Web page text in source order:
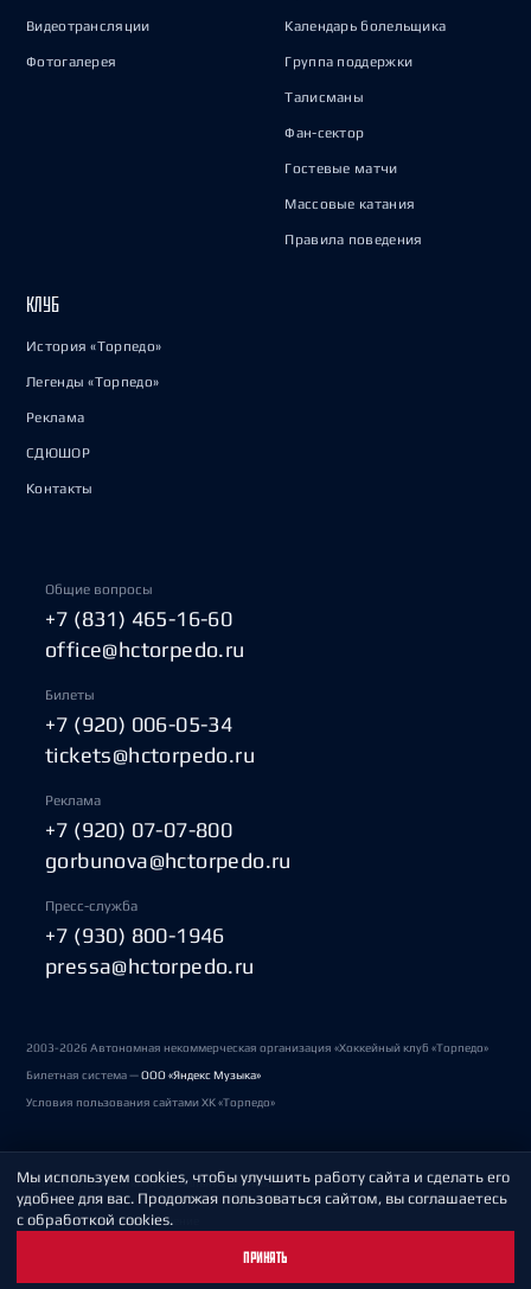
Видеотрансляции
Фотогалерея
Календарь болельщика
Группа поддержки
Талисманы
Фан-сектор
Гостевые матчи
Массовые катания
Правила поведения
КЛУБ
История «Торпедо»
Легенды «Торпедо»
Реклама
СДЮШОР
Контакты
Общие вопросы
+7 (831) 465-16-60
office@hctorpedo.ru
Билеты
+7 (920) 006-05-34
tickets@hctorpedo.ru
Реклама
+7 (920) 07-07-800
gorbunova@hctorpedo.ru
Пресс-служба
+7 (930) 800-1946
pressa@hctorpedo.ru
2003-2026 Автономная некоммерческая организация «Хоккейный клуб «Торпедо»
Билетная система —ООО «Яндекс Музыка»
Условия пользования сайтами ХК «Торпедо»
Политика обработки персональных данных
Пользовательское соглашение
Мы используем cookies, чтобы улучшить работу сайта и сделать его
удобнее для вас. Продолжая пользоваться сайтом, вы соглашаетесь
с обработкой cookies.
ПРИНЯТЬ